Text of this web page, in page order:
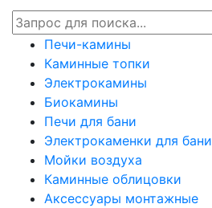
Печи-камины
Каминные топки
Электрокамины
Биокамины
Печи для бани
Электрокаменки для бани
Мойки воздуха
Каминные облицовки
Аксессуары монтажные